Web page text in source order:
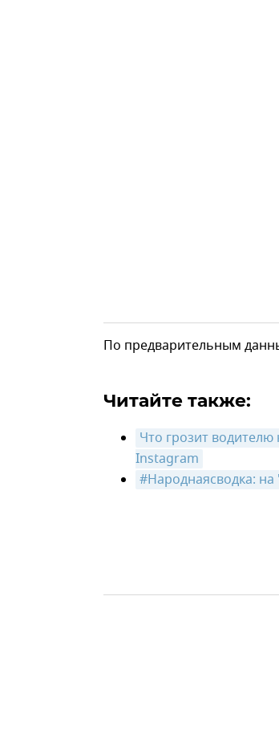
По предварительным
Читайте также:
Что грозит
Instagram
#Народнаясводка: